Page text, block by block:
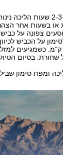
בשעות אחר
על הכביש
נוסעים על דרך עפר לאורך כ- 2
שחורת. בסיום
ומפת סימון